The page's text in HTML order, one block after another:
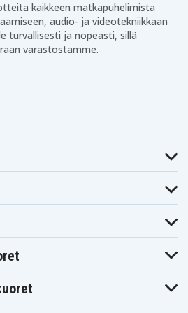
kaikkeen matkapuhelimista
audio- ja videotekniikkaan
turvallisesti ja nopeasti, sillä
varastostamme.